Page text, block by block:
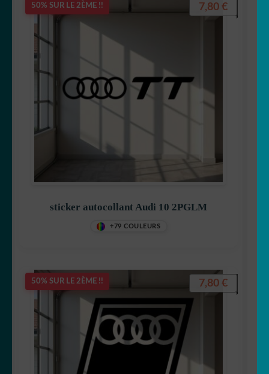
50% SUR LE 2ÈME !!
sticker autocollant Audi 10 2PGLM
+79 COULEURS
7,80 €
50% SUR LE 2ÈME !! 7,80 €